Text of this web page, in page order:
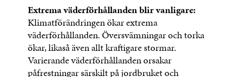
Extrema väderförhållanden blir vanligare:
Klimatförändringen ökar extrema
väderförhållanden. Översvämningar och torka
ökar, likaså även allt kraftigare stormar.
Varierande väderförhållanden orsakar
påfrestningar särskilt på jordbruket och